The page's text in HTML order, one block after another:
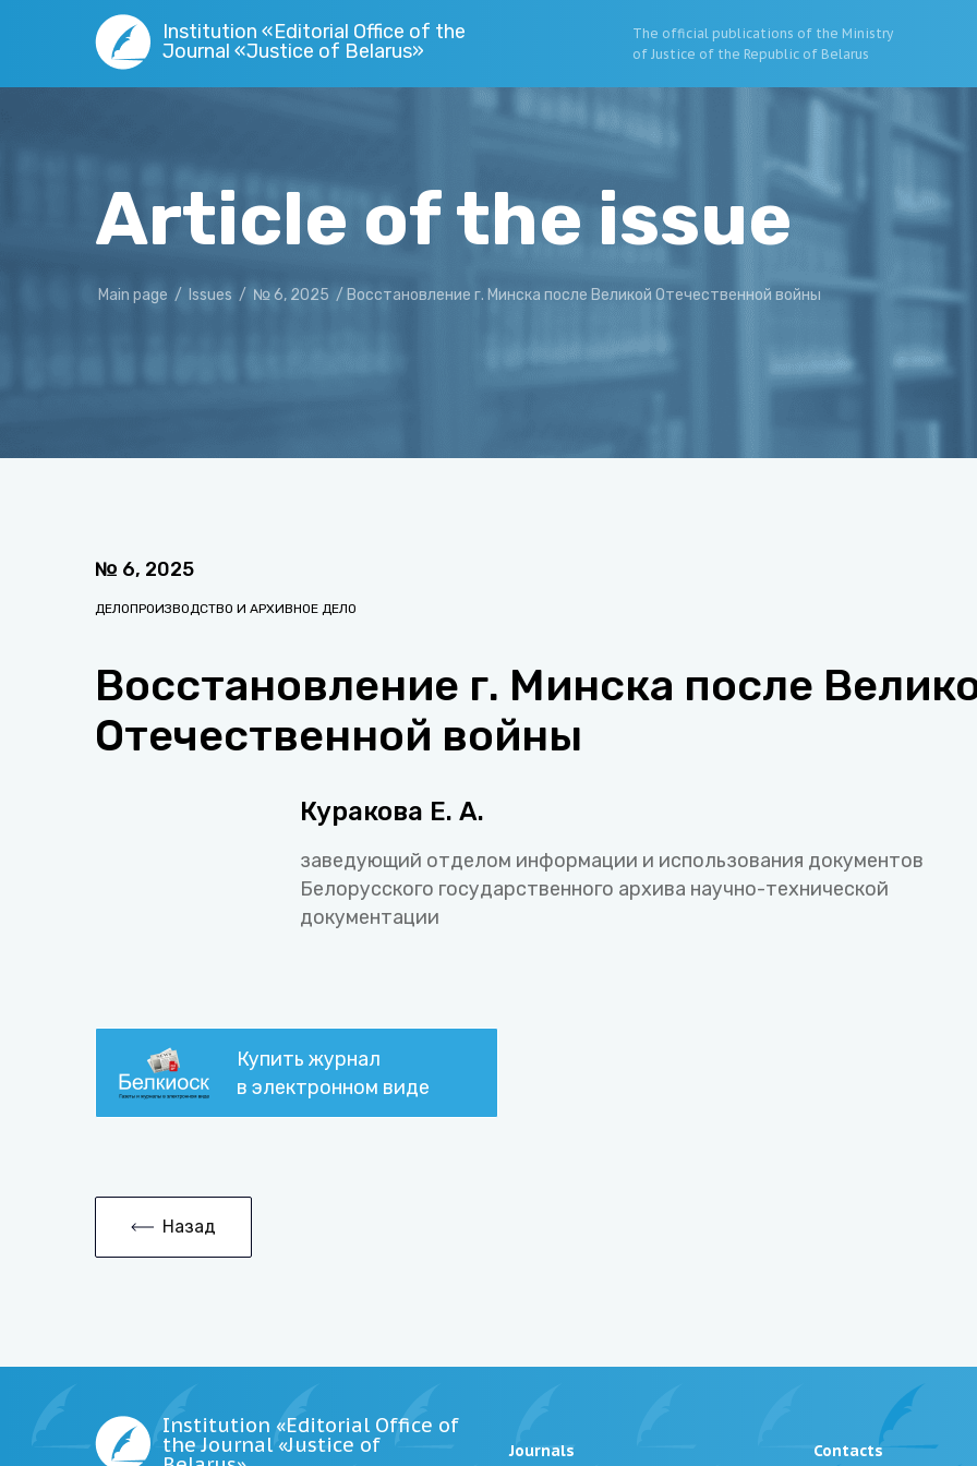
Institution «Editorial Office of the
Journal «Justice of Belarus»
The official publications of the Ministry
of Justice of the Republic of Belarus
Article of the issue
Main page / Issues / № 6, 2025 / Восстановление г. Минска после Великой Отечественной войны
№ 6, 2025
ДЕЛОПРОИЗВОДСТВО И АРХИВНОЕ ДЕЛО
Восстановление г. Минска после
Отечественной войны
Куракова Е. А.
заведующий отделом информации и использования документов
Белорусского государственного архива научно-технической
документации
Купить журнал
в электронном виде
Назад
Institution «Editorial Office of
the Journal «Justice of Journals Contacts